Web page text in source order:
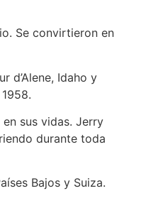
Se convirtieron en
d’Alene, Idaho y
sus vidas. Jerry
durante toda
Bajos y Suiza.